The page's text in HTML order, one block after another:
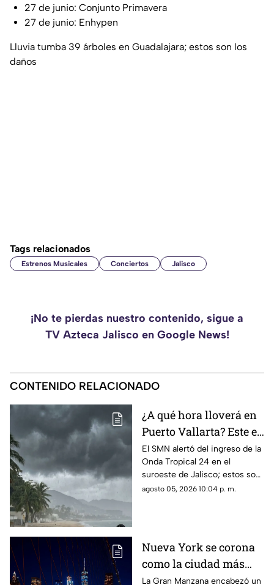
27 de junio: Conjunto Primavera
27 de junio: Enhypen
Lluvia tumba 39 árboles en Guadalajara; estos son los
daños
Tags relacionados
Estrenos Musicales Conciertos Jalisco
¡No te pierdas nuestro contenido, sigue a
TV Azteca Jalisco en Google News!
CONTENIDO RELACIONADO
¿A qué hora lloverá en
Puerto Vallarta? Este es
el pronóstico del clima
para este 6 de agosto
El SMN alertó del ingreso de la
Onda Tropical 24 en el
suroeste de Jalisco; estos son
los cambios en el clima
agosto 05, 2026 10:04 p. m.
Nueva York se corona
como la ciudad más
romántica de Estados
La Gran Manzana encabezó un